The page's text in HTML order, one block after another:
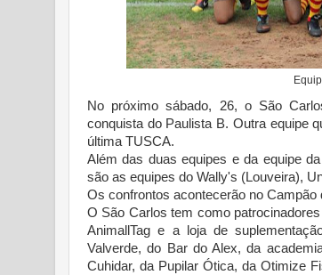
No próximo sábado, 26, o São
conquista do Paulista B. Outra equipe
última TUSCA.
Além das duas equipes e da equipe
são as equipes do Wally's (Louveira),
Os confrontos acontecerão no
O São Carlos tem como
AnimallTag e a loja de
Valverde, do Bar do Alex, da
Cuhidar, da Pupilar Ótica, da Otimize